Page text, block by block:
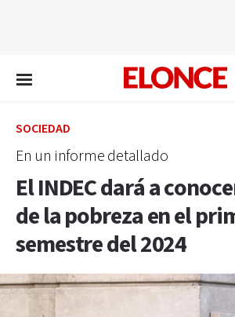
SOCIEDAD
En un informe detallado
El INDEC dará a
de la pobreza en el
semestre del 2024